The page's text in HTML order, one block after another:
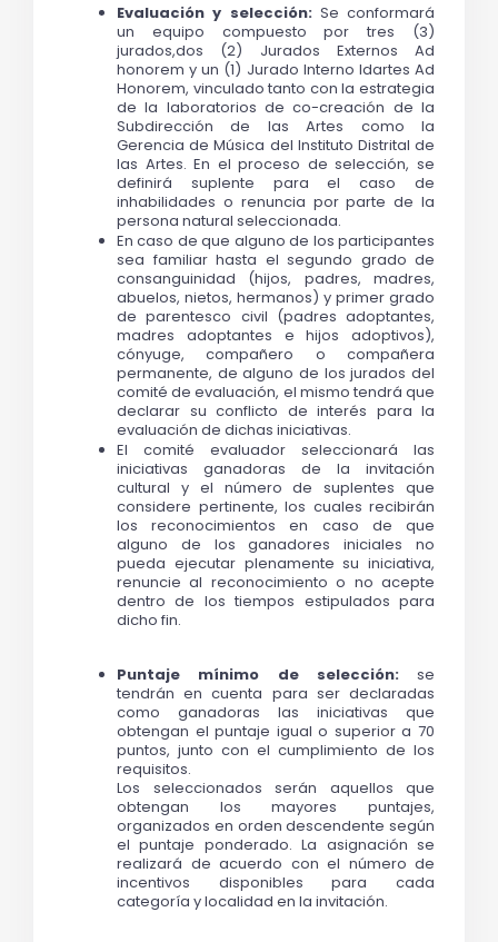
Evaluación y selección: Se conformará
un equipo compuesto por tres (3)
jurados,dos (2) Jurados Externos Ad
honorem y un (1) Jurado Interno Idartes Ad
Honorem, vinculado tanto con la estrategia
de la laboratorios de co-creación de la
Subdirección de las Artes como la
Gerencia de Música del Instituto Distrital de
las Artes. En el proceso de selección, se
definirá suplente para el caso de
inhabilidades o renuncia por parte de la
persona natural seleccionada.
En caso de que alguno de los participantes
sea familiar hasta el segundo grado de
consanguinidad (hijos, padres, madres,
abuelos, nietos, hermanos) y primer grado
de parentesco civil (padres adoptantes,
madres adoptantes e hijos adoptivos),
cónyuge, compañero o compañera
permanente, de alguno de los jurados del
comité de evaluación, el mismo tendrá que
declarar su conflicto de interés para la
evaluación de dichas iniciativas.
El comité evaluador seleccionará las
iniciativas ganadoras de la invitación
cultural y el número de suplentes que
considere pertinente, los cuales recibirán
los reconocimientos en caso de que
alguno de los ganadores iniciales no
pueda ejecutar plenamente su iniciativa,
renuncie al reconocimiento o no acepte
dentro de los tiempos estipulados para
dicho fin.
Puntaje mínimo de selección: se
tendrán en cuenta para ser declaradas
como ganadoras las iniciativas que
obtengan el puntaje igual o superior a 70
puntos, junto con el cumplimiento de los
requisitos.
Los seleccionados serán aquellos que
obtengan los mayores puntajes,
organizados en orden descendente según
el puntaje ponderado. La asignación se
realizará de acuerdo con el número de
incentivos disponibles para cada
categoría y localidad en la invitación.